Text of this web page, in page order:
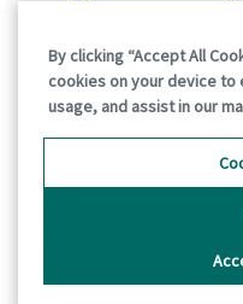
©2026 International Paper.
By clicking “Accept All
cookies on your device to
usage, and assist in our